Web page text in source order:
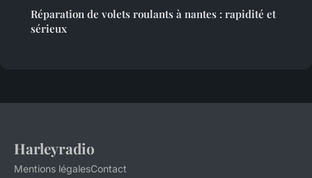
Réparation de volets roulants à nantes : rapidité et
sérieux
Harleyradio
Mentions légalesContact